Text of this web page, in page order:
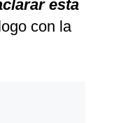
esta
con la